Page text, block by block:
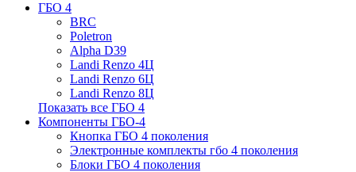
ГБО 4
BRC
Poletron
Alpha D39
Landi Renzo 4Ц
Landi Renzo 6Ц
Landi Renzo 8Ц
Показать все ГБО 4
Компоненты ГБО-4
Кнопка ГБО 4 поколения
Электронные комплекты гбо 4 поколения
Блоки ГБО 4 поколения